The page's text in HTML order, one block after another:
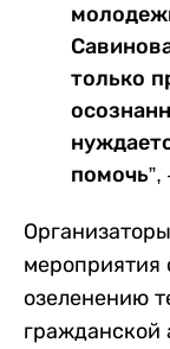
только
мероприятия
озеленению
гражданской